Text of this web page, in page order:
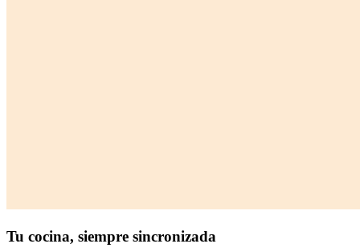
Tu cocina, siempre sincronizada